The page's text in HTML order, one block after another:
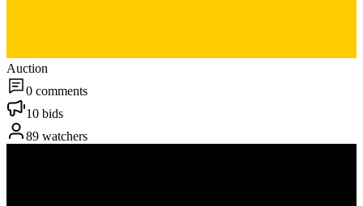
Auction
0 comments
10 bids
89 watchers